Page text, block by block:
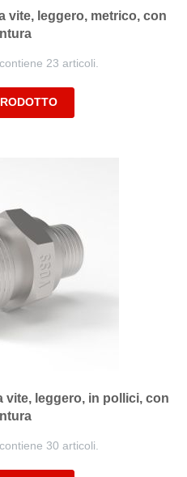
vite, leggero, metrico, con
23 articoli.
vite, leggero, in pollici, con
30 articoli.